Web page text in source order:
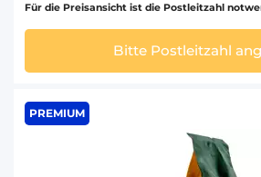
Für die Preisansicht ist die Postleitzahl
Bitte Postleitzahl
PREMIUM